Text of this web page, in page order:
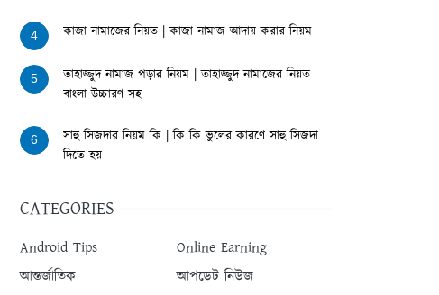
4 কাজা নামাজের নিয়ত | কাজা নামাজ আদায় করার নিয়ম
5
তাহাজ্জুদ নামাজ পড়ার নিয়ম | তাহাজ্জুদ নামাজের নিয়ত
বাংলা উচ্চারণ সহ
6
সাহু সিজদার নিয়ম কি | কি কি ভুলের কারণে সাহু সিজদা
দিতে হয়
CATEGORIES
Android Tips
Online Earning
আন্তর্জাতিক
আপডেট নিউজ